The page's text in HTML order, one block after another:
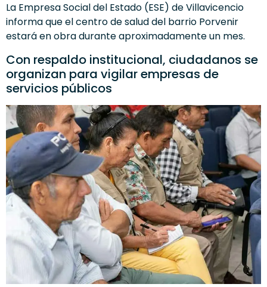
La Empresa Social del Estado (ESE) de Villavicencio
informa que el centro de salud del barrio Porvenir
estará en obra durante aproximadamente un mes.
Con respaldo institucional, ciudadanos se
organizan para vigilar empresas de
servicios públicos